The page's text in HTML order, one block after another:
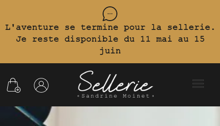
L'aventure se termine pour la sellerie.
Je reste disponible du 11 mai au 15
juin